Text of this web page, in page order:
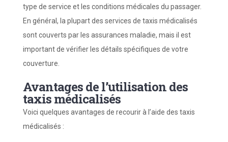
type de service et les conditions médicales du passager.
En général, la plupart des services de taxis médicalisés
sont couverts par les assurances maladie, mais il est
important de vérifier les détails spécifiques de votre
couverture.
Avantages de l’utilisation des
taxis médicalisés
Voici quelques avantages de recourir à l’aide des taxis
médicalisés :